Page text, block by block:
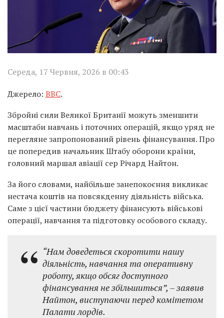
Середа, 17 Червня, 2026 в 00:43
Джерело: BBC.
Збройні сили Великої Британії можуть зменшити
масштаби навчань і поточних операцій, якщо уряд не
перегляне запропонований рівень фінансування. Про
це попередив начальник Штабу оборони країни,
головний маршал авіації сер Річард Найтон.
За його словами, найбільше занепокоєння викликає
нестача коштів на повсякденну діяльність війська.
Саме з цієї частини бюджету фінансують військові
операції, навчання та підготовку особового складу.
“Нам доведеться скоротити нашу
діяльність, навчання та оперативну
роботу, якщо обсяг доступного
фінансування не збільшиться”, – заявив
Найтон, виступаючи перед комітетом
Палати лордів.